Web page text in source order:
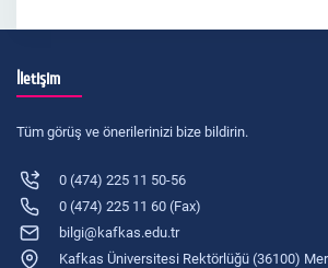
İletişim
Tüm görüş ve önerilerinizi bize bildirin.
0 (474) 225 11 50-56
0 (474) 225 11 60 (Fax)
bilgi@kafkas.edu.tr
Kafkas Üniversitesi Rektörlüğü (36100)